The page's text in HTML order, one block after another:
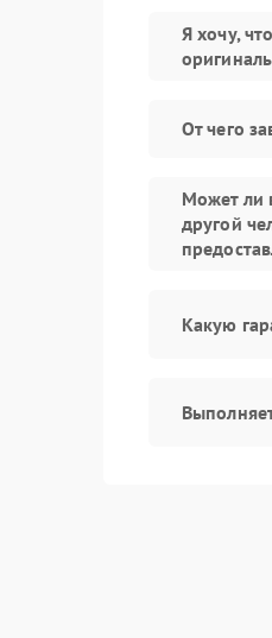
Я хочу,
От чего
Может ли
другой
Какую